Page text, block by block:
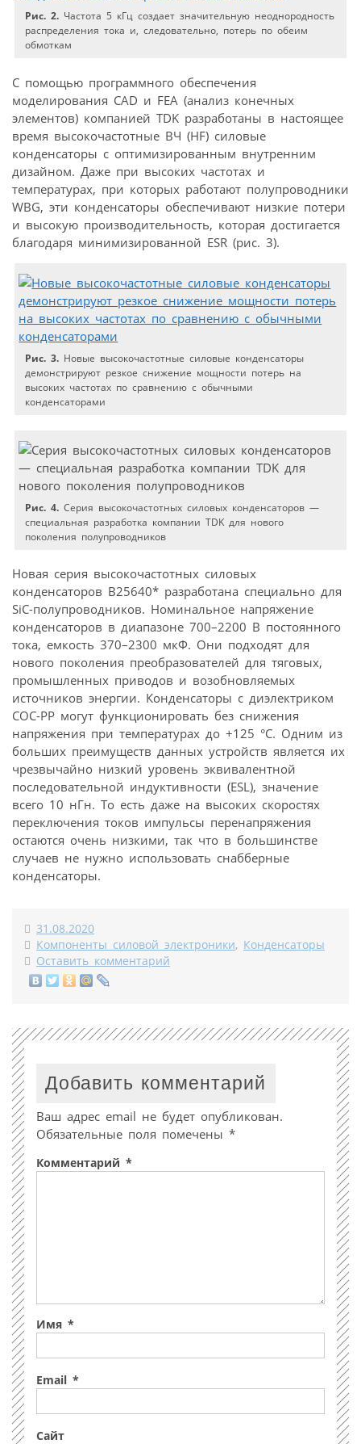
Рис. 2. Частота 5 кГц создает значительную неоднородность
распределения тока и, следовательно, потерь по обеим
обмоткам
С помощью программного обеспечения
моделирования CAD и FEA (анализ конечных
элементов) компанией TDK разработаны в настоящее
время высокочастотные ВЧ (HF) силовые
конденсаторы с оптимизированным внутренним
дизайном. Даже при высоких частотах и
температурах, при которых работают полупроводники
WBG, эти конденсаторы обеспечивают низкие потери
и высокую производительность, которая достигается
благодаря минимизированной ESR (рис. 3).
Рис. 3. Новые высокочастотные силовые конденсаторы
демонстрируют резкое снижение мощности потерь на
высоких частотах по сравнению с обычными
конденсаторами
Рис. 4. Серия высокочастотных силовых конденсаторов —
специальная разработка компании TDK для нового
поколения полупроводников
Новая серия высокочастотных силовых
конденсаторов B25640* разработана специально для
SiC-полупроводников. Номинальное напряжение
конденсаторов в диапазоне 700–2200 В постоянного
тока, емкость 370–2300 мкФ. Они подходят для
нового поколения преобразователей для тяговых,
промышленных приводов и возобновляемых
источников энергии. Конденсаторы с диэлектриком
COC-PP могут функционировать без снижения
напряжения при температурах до +125 °C. Одним из
больших преимуществ данных устройств является их
чрезвычайно низкий уровень эквивалентной
последовательной индуктивности (ESL), значение
всего 10 нГн. То есть даже на высоких скоростях
переключения токов импульсы перенапряжения
остаются очень низкими, так что в большинстве
случаев не нужно использовать снабберные
конденсаторы.
31.08.2020
Компоненты силовой электроники, Конденсаторы
Оставить комментарий
Добавить комментарий
Ваш адрес email не будет опубликован.
Обязательные поля помечены *
Комментарий *
Имя *
Email *
Сайт